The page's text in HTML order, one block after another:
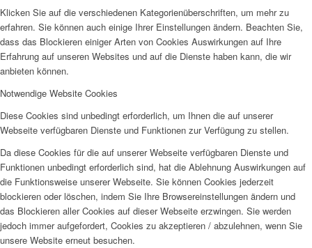
Klicken Sie auf die verschiedenen Kategorienüberschriften, um mehr zu
erfahren. Sie können auch einige Ihrer Einstellungen ändern. Beachten Sie,
dass das Blockieren einiger Arten von Cookies Auswirkungen auf Ihre
Erfahrung auf unseren Websites und auf die Dienste haben kann, die wir
anbieten können.
Notwendige Website Cookies
Diese Cookies sind unbedingt erforderlich, um Ihnen die auf unserer
Webseite verfügbaren Dienste und Funktionen zur Verfügung zu stellen.
Da diese Cookies für die auf unserer Webseite verfügbaren Dienste und
Funktionen unbedingt erforderlich sind, hat die Ablehnung Auswirkungen auf
die Funktionsweise unserer Webseite. Sie können Cookies jederzeit
blockieren oder löschen, indem Sie Ihre Browsereinstellungen ändern und
das Blockieren aller Cookies auf dieser Webseite erzwingen. Sie werden
jedoch immer aufgefordert, Cookies zu akzeptieren / abzulehnen, wenn Sie
unsere Website erneut besuchen.